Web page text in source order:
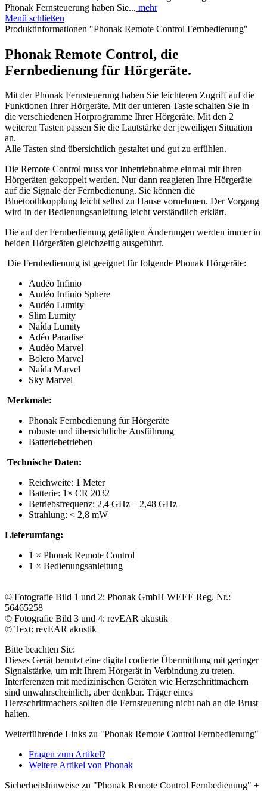
Phonak Fernsteuerung haben Sie... mehr
Menü schließen
Produktinformationen "Phonak Remote Control Fernbedienung"
Phonak Remote Control, die
Fernbedienung für Hörgeräte.
Mit der Phonak Fernsteuerung haben Sie leichteren Zugriff auf die
Funktionen Ihrer Hörgeräte. Mit der unteren Taste schalten Sie in
die verschiedenen Hörprogramme Ihrer Hörgeräte. Mit den 2
weiteren Tasten passen Sie die Lautstärke der jeweiligen Situation
an.
Alle Tasten sind übersichtlich gestaltet und gut zu erfühlen.
Die Remote Control muss vor Inbetriebnahme einmal mit Ihren
Hörgeräten gekoppelt werden. Nur dann reagieren Ihre Hörgeräte
auf die Signale der Fernbedienung. Sie können die
Bluetoothkopplung leicht selbst zu Hause vornehmen. Der Vorgang
wird in der Bedienungsanleitung leicht verständlich erklärt.
Die auf der Fernbedienung getätigten Änderungen werden immer in
beiden Hörgeräten gleichzeitig ausgeführt.
Die Fernbedienung ist geeignet für folgende Phonak Hörgeräte:
Audéo Infinio
Audéo Infinio Sphere
Audéo Lumity
Slim Lumity
Naída Lumity
Adéo Paradise
Audéo Marvel
Bolero Marvel
Naída Marvel
Sky Marvel
Merkmale:
Phonak Fernbedienung für Hörgeräte
robuste und übersichtliche Ausführung
Batteriebetrieben
Technische Daten:
Reichweite: 1 Meter
Batterie: 1× CR 2032
Betriebsfrequenz: 2,4 GHz – 2,48 GHz
Strahlung: < 2,8 mW
Lieferumfang:
1 × Phonak Remote Control
1 × Bedienungsanleitung
© Fotografie Bild 1 und 2: Phonak GmbH WEEE Reg. Nr.:
56465258
© Fotografie Bild 3 und 4: revEAR akustik
© Text: revEAR akustik
Bitte beachten Sie:
Dieses Gerät benutzt eine digital codierte Übermittlung mit geringer
Signalstärke, um mit Ihrem Hörgerät in Verbindung zu treten.
Interferenzen mit medizinischen Geräten wie Herzschrittmachern
sind unwahrscheinlich, aber denkbar. Träger eines
Herzschrittmachers sollten die Fernsteuerung nicht nah an die Brust
halten.
Weiterführende Links zu "Phonak Remote Control Fernbedienung"
Fragen zum Artikel?
Weitere Artikel von Phonak
Sicherheitshinweise zu "Phonak Remote Control Fernbedienung" +